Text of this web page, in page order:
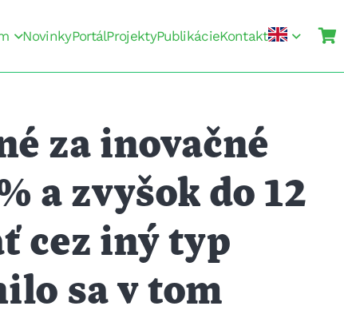
NovinkyPortálProjektyPublikácieKontakt
za inovačné
a zvyšok do 12
cez iný typ
sa v tom